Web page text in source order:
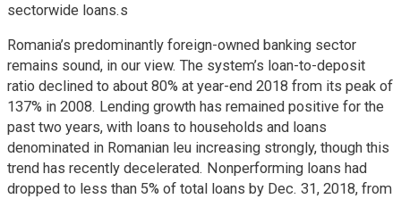
sectorwide loans.s
Romania’s predominantly foreign-owned banking sector
remains sound, in our view. The system’s loan-to-deposit
ratio declined to about 80% at year-end 2018 from its peak of
137% in 2008. Lending growth has remained positive for the
past two years, with loans to households and loans
denominated in Romanian leu increasing strongly, though this
trend has recently decelerated. Nonperforming loans had
dropped to less than 5% of total loans by Dec. 31, 2018, from